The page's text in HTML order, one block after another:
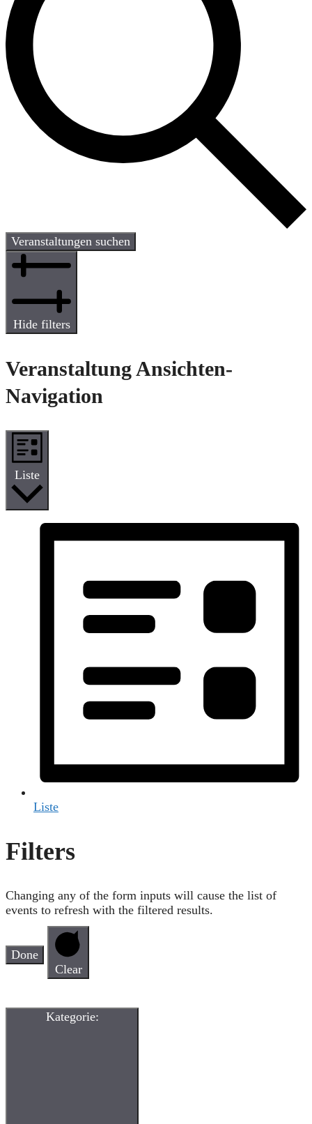
Veranstaltungen suchen
Hide filters
Veranstaltung Ansichten-
Navigation
Liste
Liste
Filters
Changing any of the form inputs will cause the list of
events to refresh with the filtered results.
Done
Clear
Kategorie: